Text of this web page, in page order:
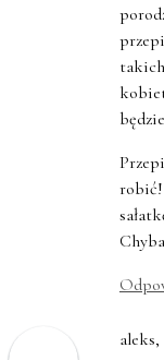
robić!
aleks,